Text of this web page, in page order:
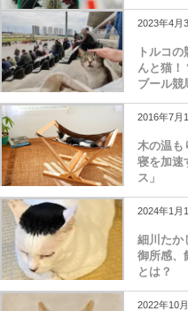
2023年4月
トルコ
んと猫
ブール競
2016年7月
木の温も
寝を加速
ス」
2024年1月
細川たか
御所感、
とは？
2022年10